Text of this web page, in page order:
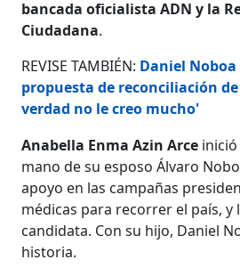
bancada oficialista ADN y la
Ciudadana.
REVISE TAMBIÉN: Daniel
propuesta de reconciliación
verdad no le creo mucho'
Anabella Enma Azin Arce
mano de su esposo Álvaro
apoyo en las campañas
médicas para recorrer el país, y
candidata. Con su hijo, Daniel
historia.